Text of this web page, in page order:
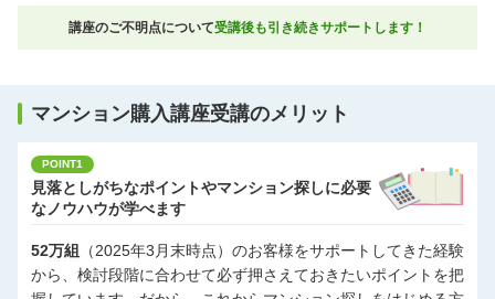
す。
ご希望があれば要望に合う物件のご紹介もお手伝いします。
講座のご不明点について受講後も引き続きサポートします！
マンション購入講座受講のメリット
POINT1
見落としがちなポイントやマンション探しに必要
なノウハウが学べます
52万組
（2025年3月末時点）のお客様をサポートしてきた経験
から、検討段階に合わせて必ず押さえておきたいポイントを把